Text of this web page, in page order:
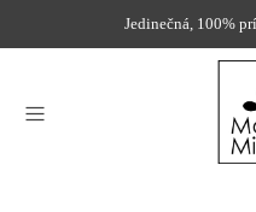
Jedinečná, 100%
DOMOV